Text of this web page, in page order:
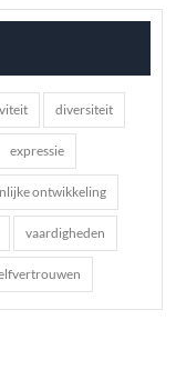
diversiteit
expressie
ontwikkeling
vaardigheden